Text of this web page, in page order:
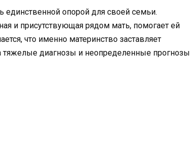
единственной опорой для своей семьи.
и присутствующая рядом мать, помогает ей
что именно материнство заставляет
диагнозы и неопределенные прогнозы